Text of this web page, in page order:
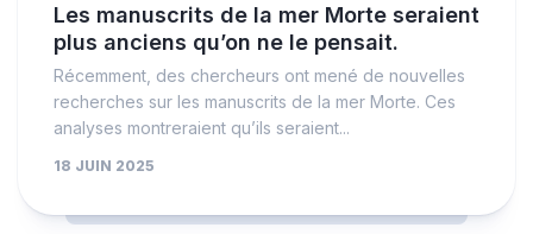
Les manuscrits de la mer Morte seraient
plus anciens qu’on ne le pensait.
Récemment, des chercheurs ont mené de nouvelles
recherches sur les manuscrits de la mer Morte. Ces
analyses montreraient qu’ils seraient...
18 JUIN 2025